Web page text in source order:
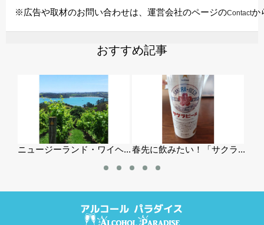
※広告や取材のお問い合わせは、運営会社のページのContactか
おすすめ記事
ニュージーランド・ワイヘ...春先に飲みたい！「サクラ...